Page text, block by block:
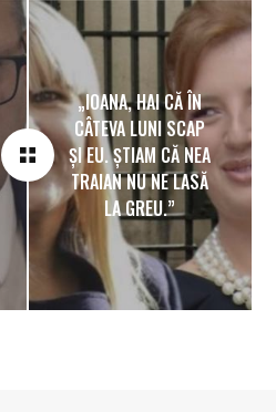
„IOANA, HAI CĂ ÎN
CÂTEVA LUNI SCAP
ȘI EU. ȘTIAM CĂ NEA
TRAIAN NU NE LASĂ
LA GREU.”